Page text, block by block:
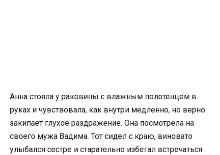
Анна стояла у раковины с влажным полотенцем в
руках и чувствовала, как внутри медленно, но верно
закипает глухое раздражение. Она посмотрела на
своего мужа Вадима. Тот сидел с краю, виновато
улыбался сестре и старательно избегал встречаться